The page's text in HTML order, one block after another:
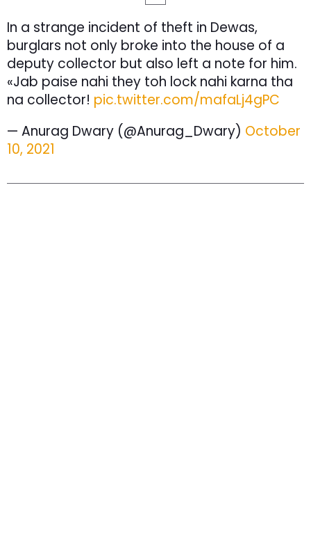
In a strange incident of theft in Dewas,
burglars not only broke into the house of a
deputy collector but also left a note for him.
«Jab paise nahi they toh lock nahi karna tha
na collector! pic.twitter.com/mafaLj4gPC
— Anurag Dwary (@Anurag_Dwary) October
10, 2021